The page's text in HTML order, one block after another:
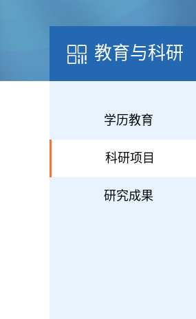
教育与科研
学历教育
科研项目
研究成果